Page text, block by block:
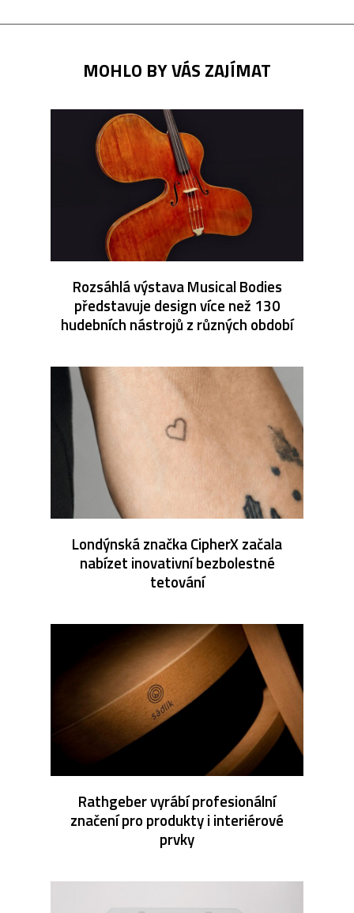
MOHLO BY VÁS ZAJÍMAT
Rozsáhlá výstava Musical Bodies
představuje design více než 130
hudebních nástrojů z různých období
Londýnská značka CipherX začala
nabízet inovativní bezbolestné
tetování
Rathgeber vyrábí profesionální
značení pro produkty i interiérové
prvky